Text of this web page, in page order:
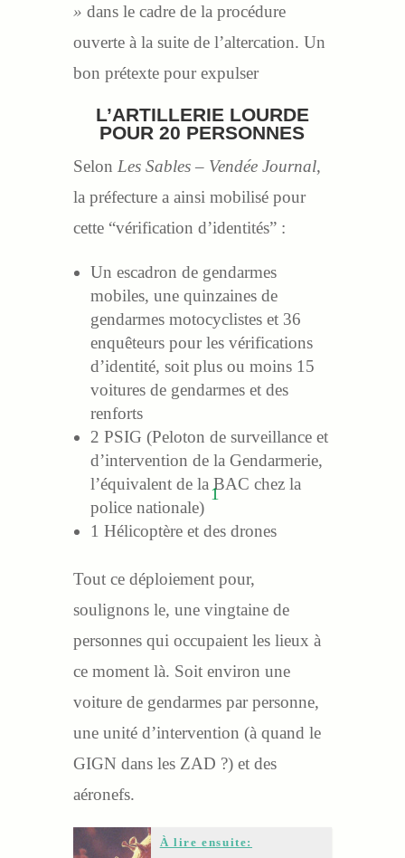
» dans le cadre de la procédure
ouverte à la suite de l’altercation. Un
bon prétexte pour expulser
L’ARTILLERIE LOURDE
POUR 20 PERSONNES
Selon Les Sables – Vendée Journal,
la préfecture a ainsi mobilisé pour
cette “vérification d’identités” :
Un escadron de gendarmes
mobiles, une quinzaines de
gendarmes motocyclistes et 36
enquêteurs pour les vérifications
d’identité, soit plus ou moins 15
voitures de gendarmes et des
renforts
2 PSIG (Peloton de surveillance et
d’intervention de la Gendarmerie,
l’équivalent de la BAC chez la
police nationale)
1
1 Hélicoptère et des drones
Tout ce déploiement pour,
soulignons le, une vingtaine de
personnes qui occupaient les lieux à
ce moment là. Soit environ une
voiture de gendarmes par personne,
une unité d’intervention (à quand le
GIGN dans les ZAD ?) et des
aéronefs.
À lire ensuite: